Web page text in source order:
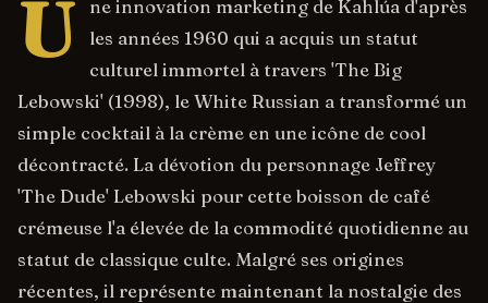
U
ne innovation marketing de Kahlúa d'après
les années 1960 qui a acquis un statut
culturel immortel à travers 'The Big
Lebowski' (1998), le White Russian a transformé un
simple cocktail à la crème en une icône de cool
décontracté. La dévotion du personnage Jeffrey
'The Dude' Lebowski pour cette boisson de café
crémeuse l'a élevée de la commodité quotidienne au
statut de classique culte. Malgré ses origines
récentes, il représente maintenant la nostalgie des